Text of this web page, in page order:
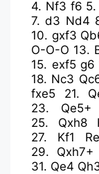
4. Nf3 f6 5.
7.d3 Nd4
10. gxf3
O-O-O 13.
15. exf5 g6
18. Nc3
fxe5
21.
23. Qe5+
25. Qxh8
27. Kf1
29. Qxh7+
31. Qe4